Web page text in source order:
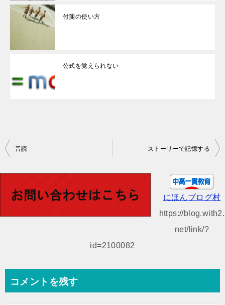
付箋の使い方
公式を覚えられない
投
ビ
音読 ストーリーで記憶する
にほんブログ村
https://blog.with2.
net/link/?
id=2100082
コメントを残す